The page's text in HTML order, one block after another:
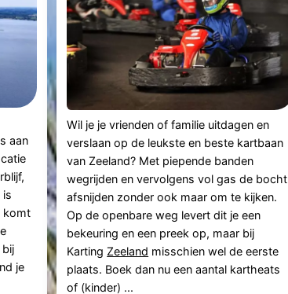
aan
is
komt
bij
je
Wil je je vrienden of familie uitdagen en
verslaan op de leukste en beste kartbaan
van Zeeland? Met piepende banden
wegrijden en vervolgens vol gas de bocht
afsnijden zonder ook maar om te kijken.
Op de openbare weg levert dit je een
bekeuring en een preek op, maar bij
KartingZeeland misschien wel de eerste
plaats. Boek dan nu een aantal kartheats
of (kinder) ...